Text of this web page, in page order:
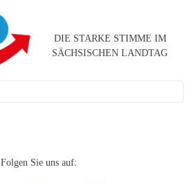
DIE STARKE STIMME IM
SÄCHSISCHEN LANDTAG
Folgen Sie uns auf: